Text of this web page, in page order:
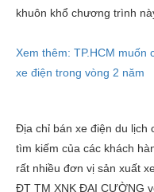
khuôn khổ chương trình
Xem thêm: TP.HCM muốn
xe điện trong vòng 2 năm
Địa chỉ bán xe điện du lịch
tìm kiếm của các khách
rất nhiều đơn vị sản xuất
ĐT TM XNK ĐẠI CƯỜNG